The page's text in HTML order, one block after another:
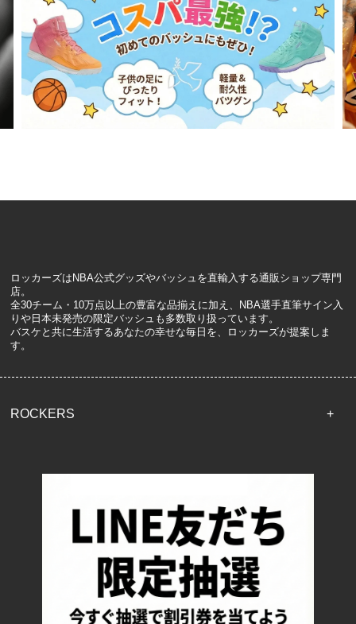
ロッカーズはNBA公式グッズやバッシュを直輸入する通販ショップ専門
店。
全30チーム・10万点以上の豊富な品揃えに加え、NBA選手直筆サイン入
りや日本未発売の限定バッシュも多数取り扱っています。
バスケと共に生活するあなたの幸せな毎日を、ロッカーズが提案しま
す。
ROCKERS
配送・送料について
返品について
お支払い方法について
特定商取引法に基づく表記
プライバシーポリシー
ロッカーズについて